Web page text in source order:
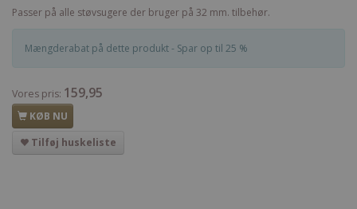
Passer på alle støvsugere der bruger på 32 mm. tilbehør.
Mængderabat på dette produkt - Spar op til 25 %
Vores pris: 159,95
KØB NU
Tilføj huskeliste